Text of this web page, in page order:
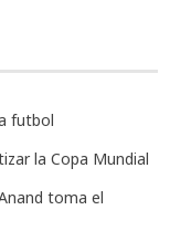
futbol
la Copa Mundial
toma el